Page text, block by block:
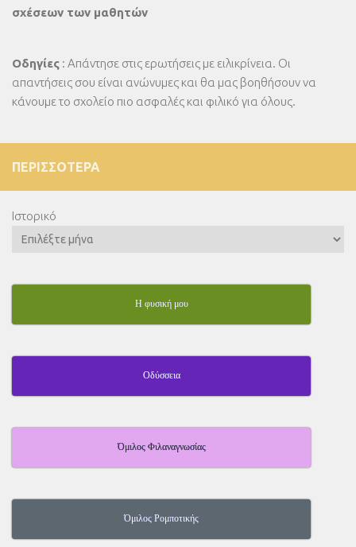
σχέσεων των μαθητών
Οδηγίες : Απάντησε στις ερωτήσεις με ειλικρίνεια. Οι
απαντήσεις σου είναι ανώνυμες και θα μας βοηθήσουν να
κάνουμε το σχολείο πιο ασφαλές και φιλικό για όλους.
ΠΕΡΙΣΣΌΤΕΡΑ
Ιστορικό
Η φυσική μου
Οδύσσεια
Όμιλος Φιλαναγνωσίας
Όμιλος Ρομποτικής